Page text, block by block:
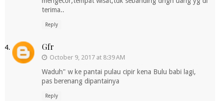
terima..
Reply
Gfr
October 9, 2017 at 8:39 AM
Waduh" w ke pantai pulau cipir kena Bulu babi lagi,
pas berenang dipantainya
Reply